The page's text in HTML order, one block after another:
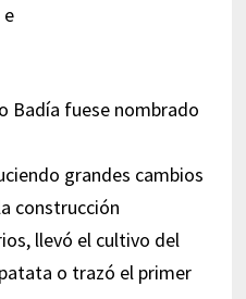
Badía fuese nombrado
grandes cambios
construcción
llevó el cultivo del
o trazó el primer